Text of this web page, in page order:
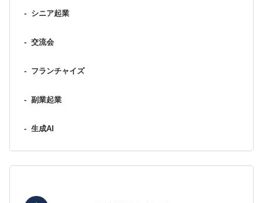
- シニア起業
- 交流会
- フランチャイズ
- 副業起業
- 生成AI